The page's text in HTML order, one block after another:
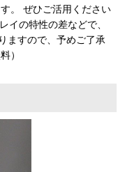
。 ぜひご活用ください
イの特性の差などで、
ますので、予めご了承
）